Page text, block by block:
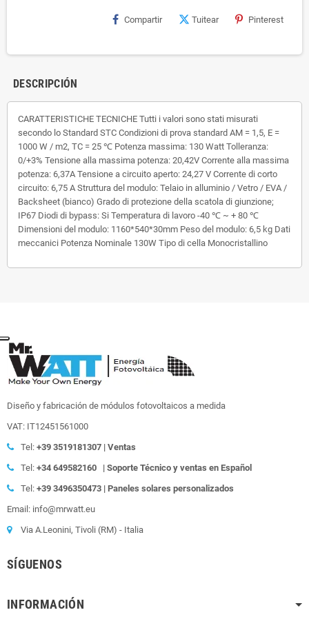
Compartir Tuitear Pinterest
DESCRIPCIÓN
CARATTERISTICHE TECNICHE Tutti i valori sono stati misurati
secondo lo Standard STC Condizioni di prova standard AM = 1,5, E =
1000 W / m2, TC = 25 ℃ Potenza massima: 130 Watt Tolleranza:
0/+3% Tensione alla massima potenza: 20,42V Corrente alla massima
potenza: 6,37A Tensione a circuito aperto: 24,27 V Corrente di corto
circuito: 6,75 A Struttura del modulo: Telaio in alluminio / Vetro / EVA /
Backsheet (bianco) Grado di protezione della scatola di giunzione;
IP67 Diodi di bypass: Si Temperatura di lavoro -40 ℃ ~ + 80 ℃
Dimensioni del modulo: 1160*540*30mm Peso del modulo: 6,5 kg Dati
meccanici Potenza Nominale 130W Tipo di cella Monocristallino
Diseño y fabricación de módulos fotovoltaicos a medida
VAT: IT12451561000
Tel: +39 3519181307 | Ventas
Tel: +34 649582160 | Soporte Técnico y ventas en Español
Tel: +39 3496350473 | Paneles solares personalizados
Email: info@mrwatt.eu
Via A.Leonini, Tivoli (RM) - Italia
SÍGUENOS
INFORMACIÓN